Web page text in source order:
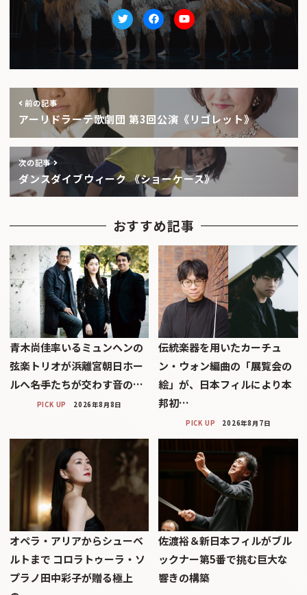
TwitterfacebookYoutube
前の記事
アーリドラーテ歌劇団 第3回公演《リゴレット》
次の記事
ダンスダイブウィーク 《ショーケース》
おすすめ記事
青木尚佳率いるミュンヘンの
弦楽トリオが浜離宮朝日ホー
ルへ――名手たちが交わす音の…
PICK UP 2026年8月8日
伝統楽器を用いたカーチュ
ン・ウォン編曲の「展覧会の
絵」が、日本フィルにより本
邦初…
PICK UP 2026年8月7日
オペラ・アリアからシューベ
ルトまで コロラトゥーラ・ソ
プラノ田中彩子が贈る極上
佐渡裕＆新日本フィルがブル
ックナー第5番で挑む巨大な
響きの構築